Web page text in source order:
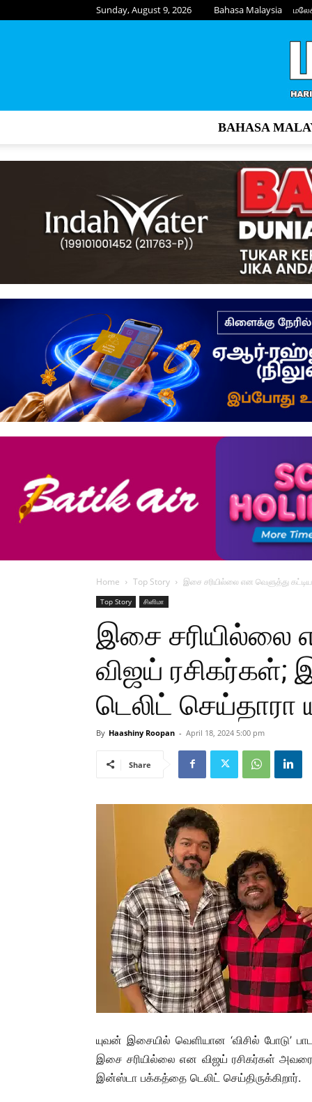
Sunday, August 9, 2026 Bahasa Malaysia
BAHASA
Home Top Story இசை சரியில்லை என வெளுத்து
Top Story சினிமா
இசை சரியில்லை
விஜய்
டெலிட் செய்தாரா
By Haashiny Roopan - April 18, 2024 5:00 pm
Share
யுவன் இசையில் வெளியான ‘விசில் போடு’
இசை சரியில்லை என விஜய் ரசிகர்கள் அவரை
இன்ஸ்டா பக்கத்தை டெலிட் செய்திருக்கிறார்.